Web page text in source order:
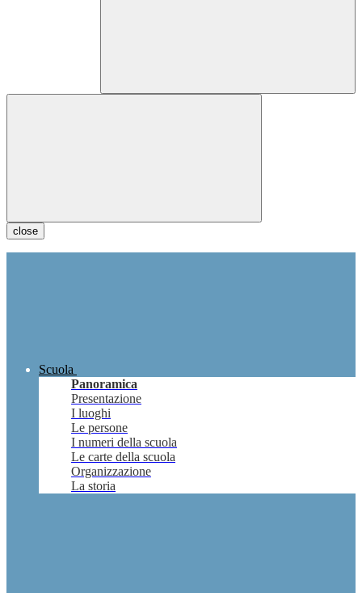
close
Scuola
Panoramica
Presentazione
I luoghi
Le persone
I numeri della scuola
Le carte della scuola
Organizzazione
La storia